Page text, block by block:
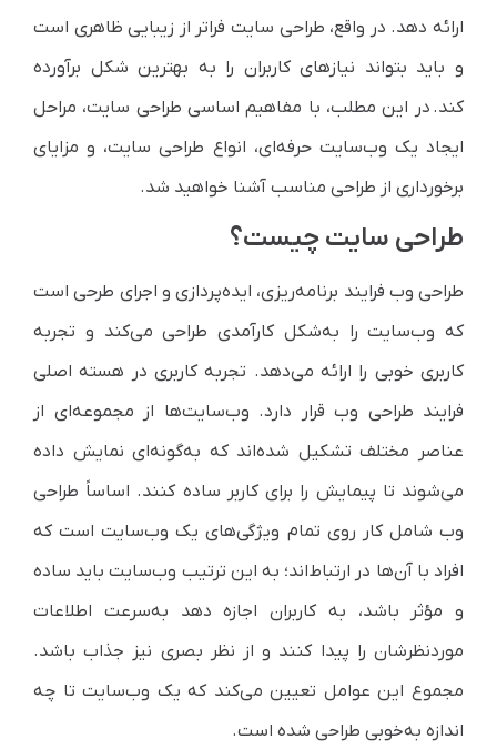
ارائه دهد. در واقع، طراحی سایت فراتر از زیبایی ظاهری است
و باید بتواند نیازهای کاربران را به بهترین شکل برآورده
کند. در این مطلب، با مفاهیم اساسی طراحی سایت، مراحل
ایجاد یک وب‌سایت حرفه‌ای، انواع طراحی سایت، و مزایای
برخورداری از طراحی مناسب آشنا خواهید شد.
طراحی سایت چیست؟
طراحی وب فرایند برنامه‌ریزی، ایده‌پردازی و اجرای طرحی است
که وب‌سایت را به‌شکل کارآمدی طراحی می‌کند و تجربه
کاربری خوبی را ارائه می‌دهد. تجربه کاربری در هسته اصلی
فرایند طراحی وب قرار دارد. وب‌سایت‌ها از مجموعه‌ای از
عناصر مختلف تشکیل شده‌اند که به‌گونه‌ای نمایش داده
می‌شوند تا پیمایش را برای کاربر ساده کنند. اساساً طراحی
وب شامل کار روی تمام ویژگی‌های یک وب‌سایت است که
افراد با آن‌ها در ارتباط‌اند؛ به این ترتیب وب‌سایت باید ساده
و مؤثر باشد، به کاربران اجازه دهد به‌سرعت اطلاعات
موردنظرشان را پیدا کنند و از نظر بصری نیز جذاب باشد.
مجموع این عوامل تعیین می‌کند که یک وب‌سایت تا چه
اندازه به‌خوبی طراحی شده است.